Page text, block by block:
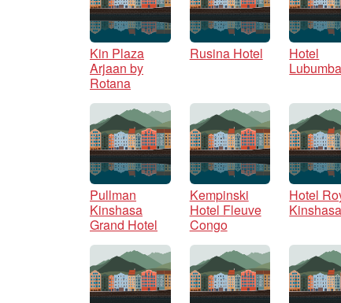
Kin Plaza
Arjaan by
Rotana
Rusina Hotel
Hotel
Pullman
Kinshasa
Grand Hotel
Kempinski
Hotel Fleuve
Congo
Hotel
Kinshasa